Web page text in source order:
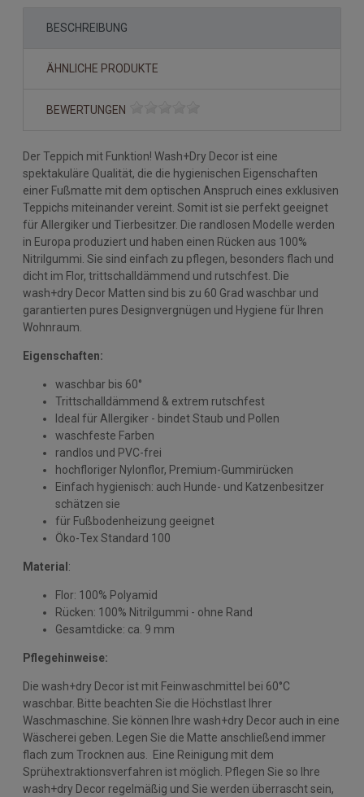
BESCHREIBUNG
ÄHNLICHE PRODUKTE
BEWERTUNGEN
Der Teppich mit Funktion! Wash+Dry Decor ist eine
spektakuläre Qualität, die die hygienischen Eigenschaften
einer Fußmatte mit dem optischen Anspruch eines exklusiven
Teppichs miteinander vereint. Somit ist sie perfekt geeignet
für Allergiker und Tierbesitzer. Die randlosen Modelle werden
in Europa produziert und haben einen Rücken aus 100%
Nitrilgummi. Sie sind einfach zu pflegen, besonders flach und
dicht im Flor, trittschalldämmend und rutschfest. Die
wash+dry Decor Matten sind bis zu 60 Grad waschbar und
garantierten pures Designvergnügen und Hygiene für Ihren
Wohnraum.
Eigenschaften:
waschbar bis 60°
Trittschalldämmend & extrem rutschfest
Ideal für Allergiker - bindet Staub und Pollen
waschfeste Farben
randlos und PVC-frei
hochfloriger Nylonflor, Premium-Gummirücken
Einfach hygienisch: auch Hunde- und Katzenbesitzer
schätzen sie
für Fußbodenheizung geeignet
Öko-Tex Standard 100
Material :
Flor: 100% Polyamid
Rücken: 100% Nitrilgummi - ohne Rand
Gesamtdicke: ca. 9 mm
Pflegehinweise:
Die wash+dry Decor ist mit Feinwaschmittel bei 60°C
waschbar. Bitte beachten Sie die Höchstlast Ihrer
Waschmaschine. Sie können Ihre wash+dry Decor auch in eine
Wäscherei geben. Legen Sie die Matte anschließend immer
flach zum Trocknen aus. Eine Reinigung mit dem
Sprühextraktionsverfahren ist möglich. Pflegen Sie so Ihre
wash+dry Decor regelmäßig und Sie werden überrascht sein,